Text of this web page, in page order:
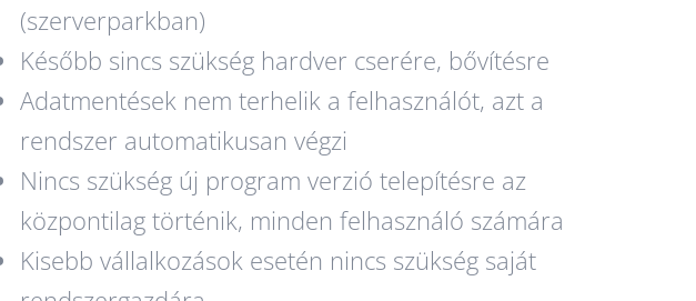
(szerverparkban)
Később sincs szükség hardver cserére, bővítésre
Adatmentések nem terhelik a felhasználót, azt a
rendszer automatikusan végzi
Nincs szükség új program verzió telepítésre az
központilag történik, minden felhasználó számára
Kisebb vállalkozások esetén nincs szükség saját